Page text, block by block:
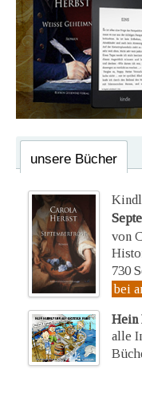
unsere Bücher
von
730
bei
Hein
alle